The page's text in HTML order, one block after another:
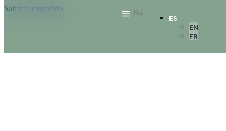
Saltar al contenido
ES
EN
FR